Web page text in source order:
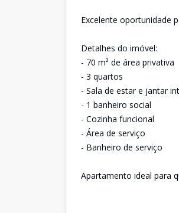
Excelente oportunidade
Detalhes do imóvel:
- 70 m² de área privativa
- 3 quartos
- Sala de estar e jantar
- 1 banheiro social
- Cozinha funcional
- Área de serviço
- Banheiro de serviço
Apartamento ideal para